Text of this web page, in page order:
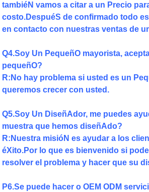
tambiéN vamos a citar a un Precio
costo.DespuéS de confirmado todo
en contacto con nuestras ventas de
Q4.Soy Un PequeñO mayorista,
pequeñO?
R:No hay problema si usted es un
queremos crecer con usted.
Q5.Soy Un DiseñAdor, me puedes
muestra que hemos diseñAdo?
R:Nuestra misióN es ayudar a los
éXito.Por lo que es bienvenido si
resolver el problema y hacer que su
P6.Se puede hacer o OEM ODM